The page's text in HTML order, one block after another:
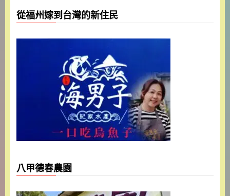
從福州嫁到台灣的新住民
八甲德春農園